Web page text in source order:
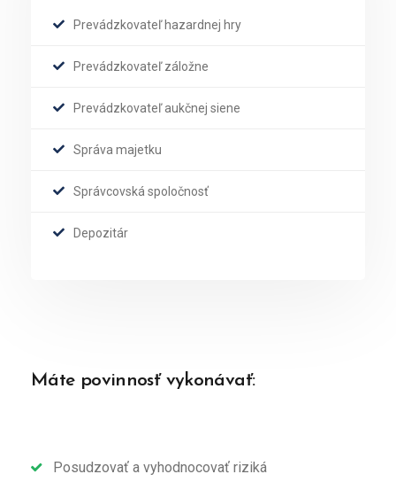
Prevádzkovateľ hazardnej hry
Prevádzkovateľ záložne
Prevádzkovateľ aukčnej siene
Správa majetku
Správcovská spoločnosť
Depozitár
Máte povinnosť vykonávať:
Posudzovať a vyhodnocovať riziká